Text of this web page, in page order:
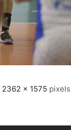
2362 × 1575 pixels